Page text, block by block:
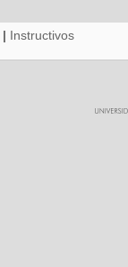
| Instructivos